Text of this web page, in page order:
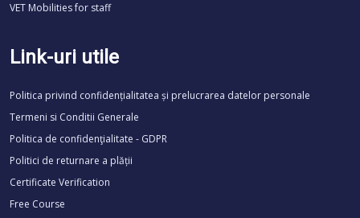
VET Mobilities for staff
Link-uri utile
Politica privind confidențialitatea și prelucrarea datelor personale
Termeni si Conditii Generale
Politica de confidenţialitate - GDPR
Politici de returnare a plății
Certificate Verification
Free Course